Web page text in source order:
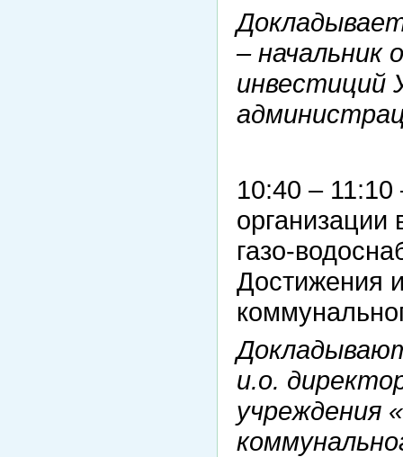
– начальник
инвестиций
10:40 –
организации
газо-
Достижения
и.о.
учреждения